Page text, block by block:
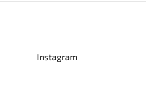
Instagram